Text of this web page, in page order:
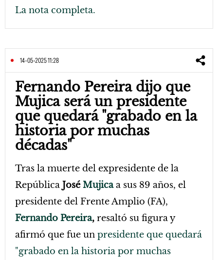
La nota completa.
14-05-2025 11:28
Fernando Pereira dijo que
Mujica será un presidente
que quedará "grabado en la
historia por muchas
décadas"
Tras la muerte del expresidente de la
República JoséMujicaa sus 89 años, el
presidente del Frente Amplio (FA),
Fernando Pereira, resaltó su figura y
afirmó que fue un presidente que quedará
"grabado en la historia por muchas